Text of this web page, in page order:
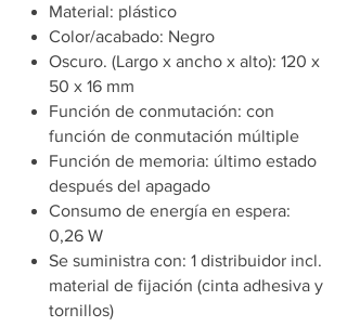
Material: plástico
Color/acabado: Negro
Oscuro. (Largo x ancho x alto): 120 x
50 x 16 mm
Función de conmutación: con
función de conmutación múltiple
Función de memoria: último estado
después del apagado
Consumo de energía en espera:
0,26 W
Se suministra con: 1 distribuidor incl.
material de fijación (cinta adhesiva y
tornillos)